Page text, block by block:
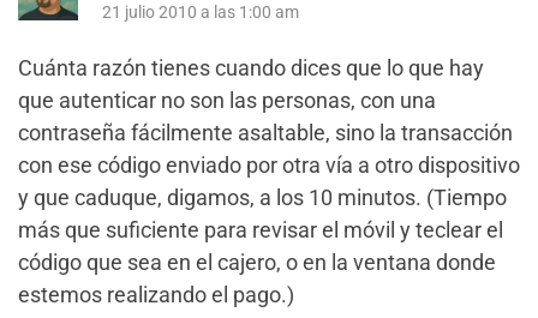
21 julio 2010 a las 1:00 am
Cuánta razón tienes cuando dices que lo que hay
que autenticar no son las personas, con una
contraseña fácilmente asaltable, sino la transacción
con ese código enviado por otra vía a otro dispositivo
y que caduque, digamos, a los 10 minutos. (Tiempo
más que suficiente para revisar el móvil y teclear el
código que sea en el cajero, o en la ventana donde
estemos realizando el pago.)